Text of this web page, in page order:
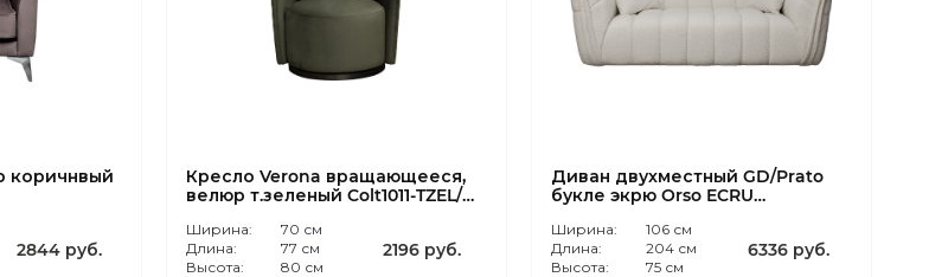
коричнвый
2844 руб.
Кресло Verona вращающееся,
велюр т.зеленый Colt1011-TZEL/
Ширина:
70 см
Длина:
77 см
Высота:
80 см
2196 руб.
Диван двухместный GD/Prato
букле экрю Orso ECRU
Ширина:
106 см
Длина:
204 см
Высота:
75 см
6336 руб.